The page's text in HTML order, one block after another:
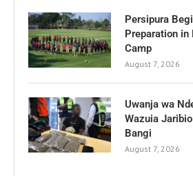
Persipura
Preparation in
Camp
August 7, 2026
Uwanja wa
Wazuia
Bangi
August 7, 2026